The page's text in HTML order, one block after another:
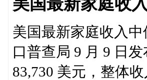
美国最新家庭收入
口普查局 9 月 9 日
83,730 美元，整体